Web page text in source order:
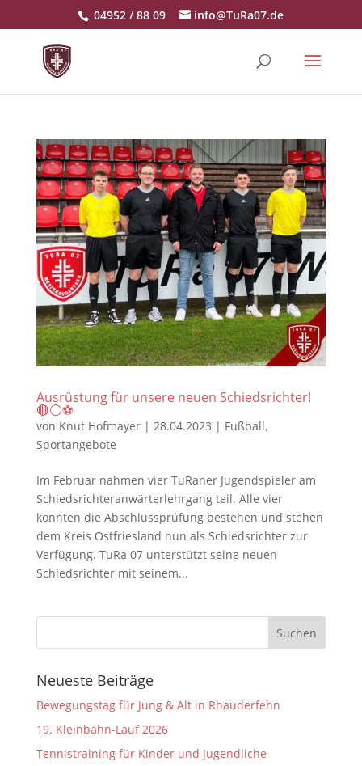
04952 / 88 09 info@TuRa07.de
Ausrüstung für unsere neuen Schiedsrichter!
🔴⚪️⚽️
von Knut Hofmayer| 28.04.2023 | Fußball,
Sportangebote
Im Februar nahmen vier TuRaner Jugendspieler am
Schiedsrichteranwärterlehrgang teil. Alle vier
konnten die Abschlussprüfung bestehen und stehen
dem Kreis Ostfriesland nun als Schiedsrichter zur
Verfügung. TuRa 07 unterstützt seine neuen
Schiedsrichter mit seinem...
Neueste Beiträge
Bewegungstag für Jung & Alt in Rhauderfehn
19. Kleinbahn-Lauf 2026
Tennistraining für Kinder und Jugendliche